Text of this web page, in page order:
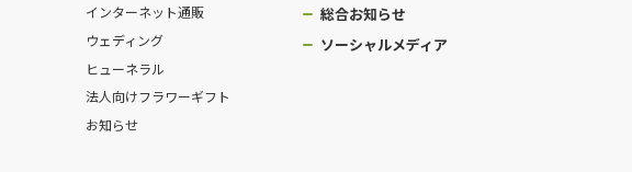
インターネット通販
ウェディング
ヒューネラル
法人向けフラワーギフト
お知らせ
総合お知らせ
ソーシャルメディア